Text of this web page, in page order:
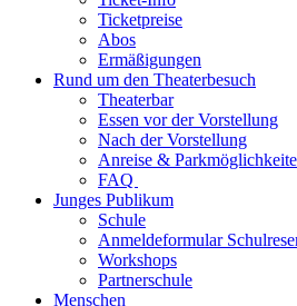
Ticketpreise
Abos
Ermäßigungen
Rund um den Theaterbesuch
Theaterbar
Essen vor der Vorstellung
Nach der Vorstellung
Anreise &
FAQ
Junges Publikum
Schule
Anmeldeformular
Workshops
Partnerschule
Menschen